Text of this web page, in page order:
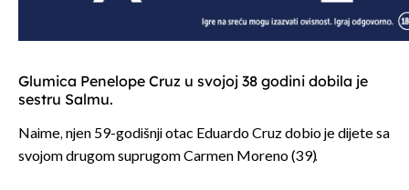
Glumica Penelope Cruz u svojoj 38 godini dobila je
sestru Salmu.
Naime, njen 59-godišnji otac Eduardo Cruz dobio je dijete sa
svojom drugom suprugom Carmen Moreno (39).